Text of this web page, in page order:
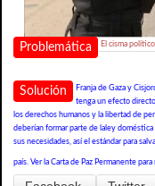
Problemática El cisma
Solución
Franja de Gaza y
tenga un efecto
los derechos humanos y la libertad de
deberían formar parte de laley doméstica
sus necesidades, así el estándar para
país. Ver la Carta de Paz Permanente para